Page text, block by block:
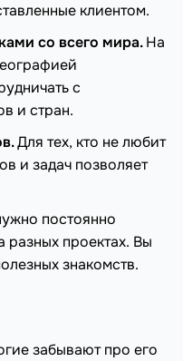
клиентом.
со всего мира.На
с
и стран.
Для тех, кто не любит
и задач позволяет
постоянно
проектах. Вы
знакомств.
забывают про его